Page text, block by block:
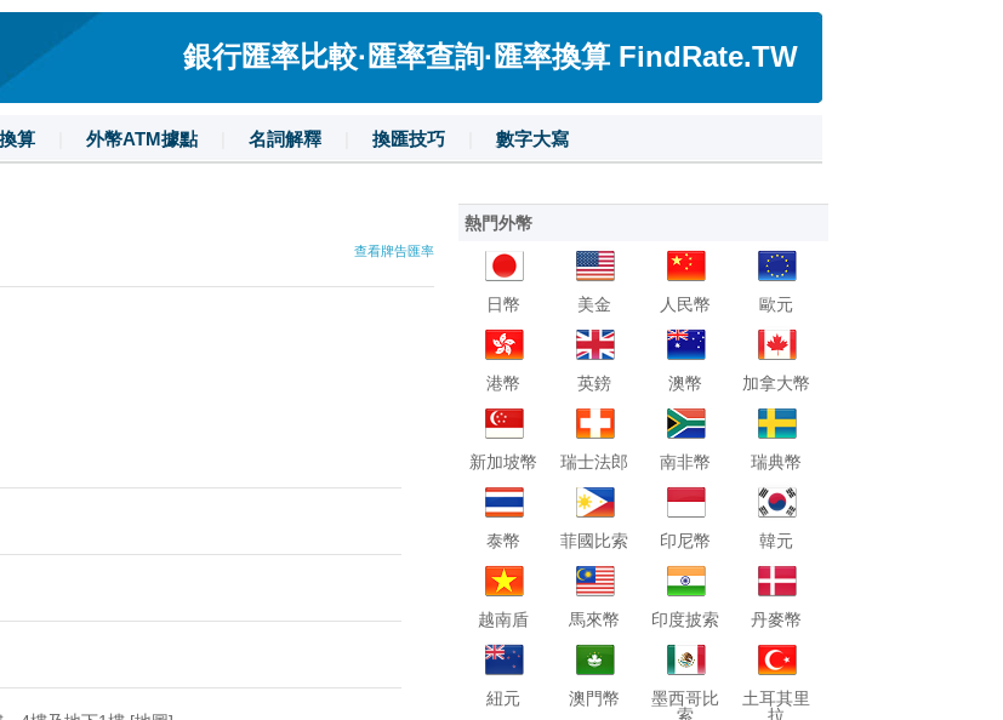
銀行匯率比較·匯率查詢·匯率換算 FindRate.TW
算 外幣ATM據點 名詞解釋 換匯技巧 數字大寫
查看牌告匯率
熱門外幣
日幣 美金 人民幣 歐元
港幣 英鎊 澳幣 加拿大幣
新加坡幣 瑞士法郎 南非幣 瑞典幣
泰幣 菲國比索 印尼幣 韓元
越南盾 馬來幣 印度披索 丹麥幣
紐元 澳門幣
墨西哥比
索
土耳其里
拉